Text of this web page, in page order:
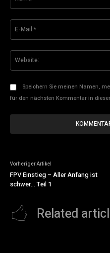
Speichern Sie meinen Namen,
für den nächsten Kommentar in
Vorheriger Artikel
FPV Einstieg – Aller Anfang ist
schwer… Teil 1
Related